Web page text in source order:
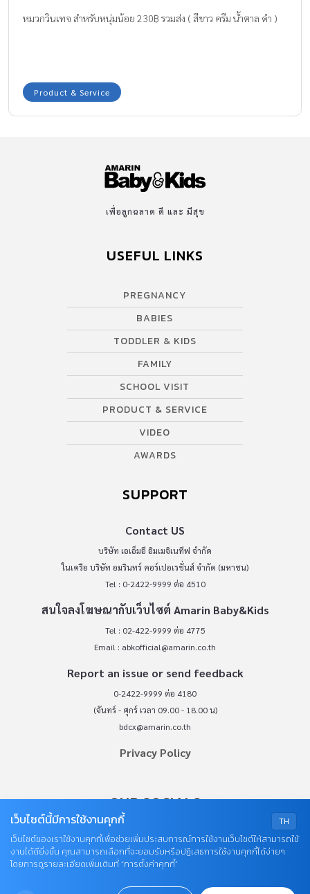
หมวกวินเทจ สำหรับหนุ่มน้อย 230฿ รวมส่ง ( สีขาว ครีม น้ำตาล ดำ )
Product & Service
เพื่อลูกฉลาด ดี และ มีสุข
USEFUL LINKS
PREGNANCY
BABIES
TODDLER & KIDS
FAMILY
SCHOOL VISIT
PRODUCT & SERVICE
VIDEO
AWARDS
SUPPORT
Contact US
บริษัท เอเอ็มอี อิมเมจิเนทีฟ จำกัด
ในเครือ บริษัท อมรินทร์ คอร์เปอเรชั่นส์ จำกัด (มหาชน)
Tel : 0-2422-9999 ต่อ 4510
สนใจลงโฆษณากับเว็บไซต์ Amarin Baby&Kids
Tel : 02-422-9999 ต่อ 4775
Email : abkofficial@amarin.co.th
Report an issue or send feedback
0-2422-9999 ต่อ 4180
(จันทร์ - ศุกร์ เวลา 09.00 - 18.00 น)
bdcx@amarin.co.th
Privacy Policy
OUR SOCIALS
TH
เว็บไซต์นี้มีการใช้งานคุกกี้
เว็บไซต์ของเราใช้งานคุกกี้เพื่อช่วยเพิ่มประสบการณ์การใช้งานเว็บไซต์ให้สามารถใช้
งานได้ดียิ่งขึ้น คุณสามารถเลือกที่จะยอมรับหรือปฏิเสธการใช้งานคุกกี้ได้ง่ายๆ
โดยการดูรายละเอียดเพิ่มเติมที่ “การตั้งค่าคุกกี้”